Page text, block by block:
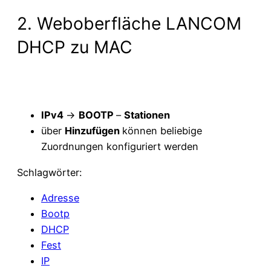
2. Weboberfläche LANCOM
DHCP zu MAC
IPv4 -> BOOTP – Stationen
über Hinzufügen können beliebige
Zuordnungen konfiguriert werden
Schlagwörter:
Adresse
Bootp
DHCP
Fest
IP